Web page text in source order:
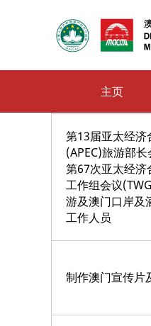
主页
“星级旅游服务
年度评审服务（
行社界别 ）
第13届亚太经济
(APEC)旅游部
第67次亚太经济
工作组会议
游及澳门口岸及
工作人员
制作澳门宣传片